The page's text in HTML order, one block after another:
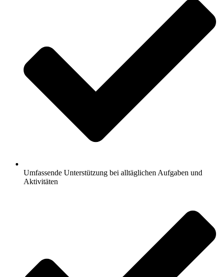
Umfassende Unterstützung bei alltäglichen Aufgaben und
Aktivitäten